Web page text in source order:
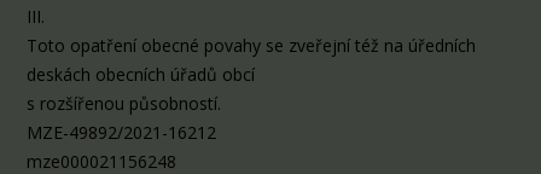
III.
Toto opatření obecné povahy se zveřejní též na úředních
deskách obecních úřadů obcí
s rozšířenou působností.
MZE-49892/2021-16212
mze000021156248